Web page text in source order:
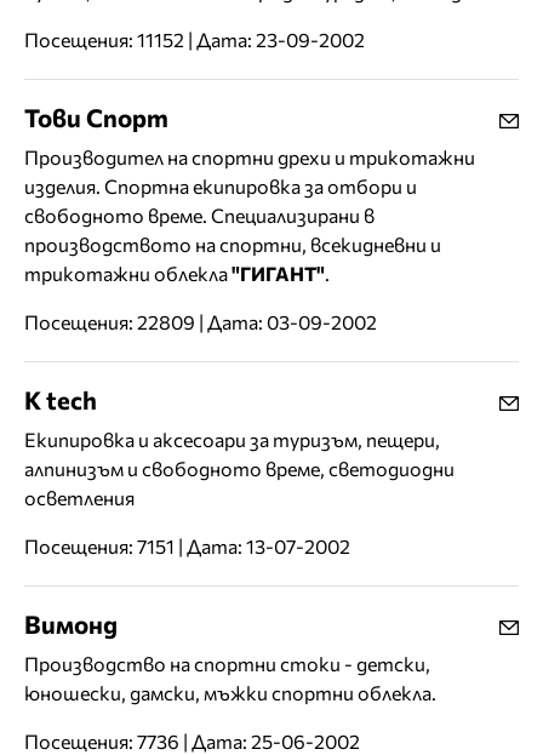
Посещения: 11152 | Дата: 23-09-2002
Тови Спорт
Производител на спортни дрехи и трикотажни
изделия. Спортна екипировка за отбори и
свободното време. Специализирани в
производството на спортни, всекидневни и
трикотажни облекла"ГИГАНТ".
Посещения: 22809 | Дата: 03-09-2002
K tech
Екипировка и аксесоари за туризъм, пещери,
алпинизъм и свободното време, светодиодни
осветления
Посещения: 7151 | Дата: 13-07-2002
Вимонд
Производство на спортни стоки - детски,
юношески, дамски, мъжки спортни облекла.
Посещения: 7736 | Дата: 25-06-2002